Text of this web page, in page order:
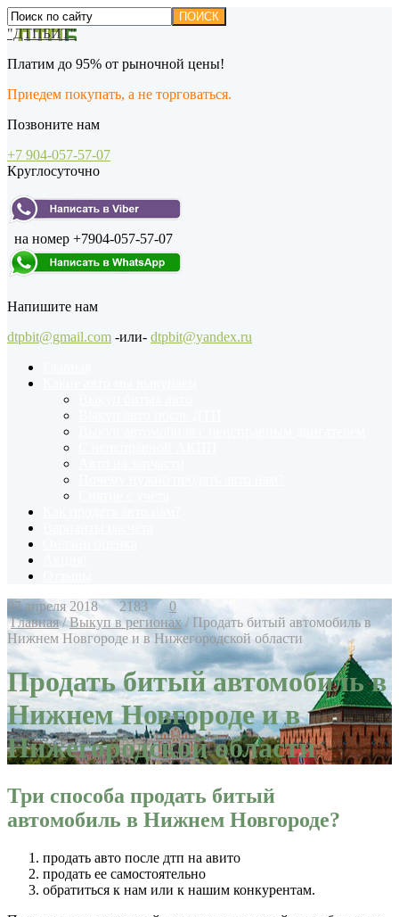
"ДТПБИТ"
Платим до 95% от рыночной цены!
Приедем покупать, а не торговаться.
Позвоните нам
+7 904-057-57-07
Круглосуточно
на номер +7904-057-57-07
Напишите нам
dtpbit@gmail.com -или- dtpbit@yandex.ru
07 апреля 20182183 0
Главная/Выкуп в регионах/ Продать битый автомобиль в
Нижнем Новгороде и в Нижегородской области
Продать битый автомобиль в
Нижнем Новгороде и в
Нижегородской области
Три способа продать битый
автомобиль в Нижнем Новгороде?
продать авто после дтп на авито
продать ее самостоятельно
обратиться к нам или к нашим конкурентам.